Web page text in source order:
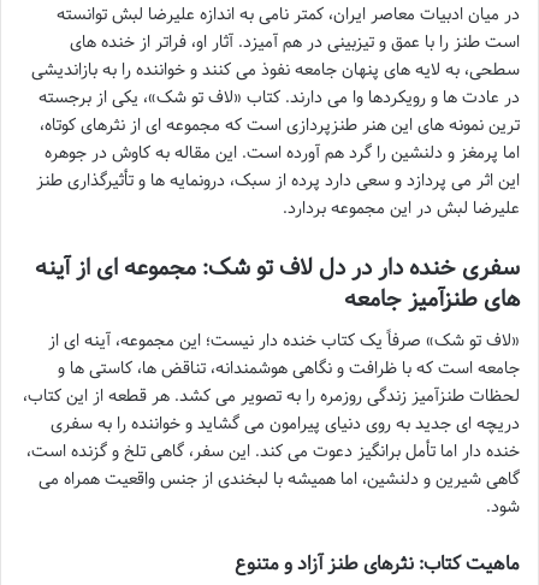
در میان ادبیات معاصر ایران، کمتر نامی به اندازه علیرضا لبش توانسته
است طنز را با عمق و تیزبینی در هم آمیزد. آثار او، فراتر از خنده های
سطحی، به لایه های پنهان جامعه نفوذ می کنند و خواننده را به بازاندیشی
در عادت ها و رویکردها وا می دارند. کتاب «لاف تو شک»، یکی از برجسته
ترین نمونه های این هنر طنزپردازی است که مجموعه ای از نثرهای کوتاه،
اما پرمغز و دلنشین را گرد هم آورده است. این مقاله به کاوش در جوهره
این اثر می پردازد و سعی دارد پرده از سبک، درونمایه ها و تأثیرگذاری طنز
علیرضا لبش در این مجموعه بردارد.
سفری خنده دار در دللاف تو شک: مجموعه ای از آینه
های طنزآمیز جامعه
«لاف تو شک» صرفاً یک کتاب خنده دار نیست؛ این مجموعه، آینه ای از
جامعه است که با ظرافت و نگاهی هوشمندانه، تناقض ها، کاستی ها و
لحظات طنزآمیز زندگی روزمره را به تصویر می کشد. هر قطعه از این کتاب،
دریچه ای جدید به روی دنیای پیرامون می گشاید و خواننده را به سفری
خنده دار اما تأمل برانگیز دعوت می کند. این سفر، گاهی تلخ و گزنده است،
گاهی شیرین و دلنشین، اما همیشه با لبخندی از جنس واقعیت همراه می
شود.
ماهیت کتاب: نثرهای طنز آزاد و متنوع